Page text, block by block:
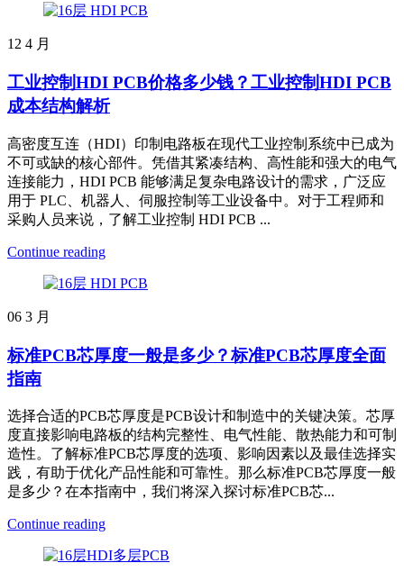
12 4 月
工业控制HDI PCB价格多少钱？工业控制HDI PCB
成本结构解析
高密度互连（HDI）印制电路板在现代工业控制系统中已成为
不可或缺的核心部件。凭借其紧凑结构、高性能和强大的电气
连接能力，HDI PCB 能够满足复杂电路设计的需求，广泛应
用于 PLC、机器人、伺服控制等工业设备中。对于工程师和
采购人员来说，了解工业控制 HDI PCB ...
Continue reading
06 3 月
标准PCB芯厚度一般是多少？标准PCB芯厚度全面
指南
选择合适的PCB芯厚度是PCB设计和制造中的关键决策。芯厚
度直接影响电路板的结构完整性、电气性能、散热能力和可制
造性。了解标准PCB芯厚度的选项、影响因素以及最佳选择实
践，有助于优化产品性能和可靠性。那么标准PCB芯厚度一般
是多少？在本指南中，我们将深入探讨标准PCB芯...
Continue reading